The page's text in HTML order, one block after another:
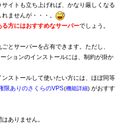
イトも立ち上げれば、かなり厳しくなる
ませんが・・・。
方にはおすすめなサーバーでしょう。
とサーバーを占有できます。ただし、
ションのインストールには、制約が掛か
ストールして使いたい方には、ほぼ同等
限ありのさくらのVPS(機能詳細) がおすす
ありません。